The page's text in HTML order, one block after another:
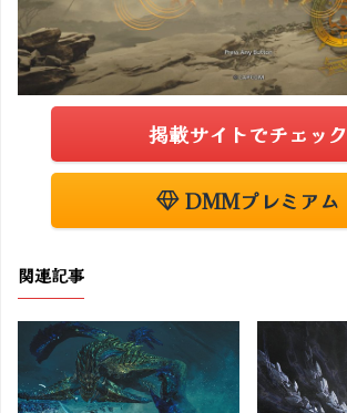
掲載サイトでチェック
DMMプレミアム
関連記事